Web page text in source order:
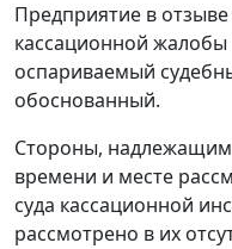
Предприятие в
кассационной жалобы
оспариваемый
обоснованный.
Стороны,
времени и месте
суда кассационной
рассмотрено в их